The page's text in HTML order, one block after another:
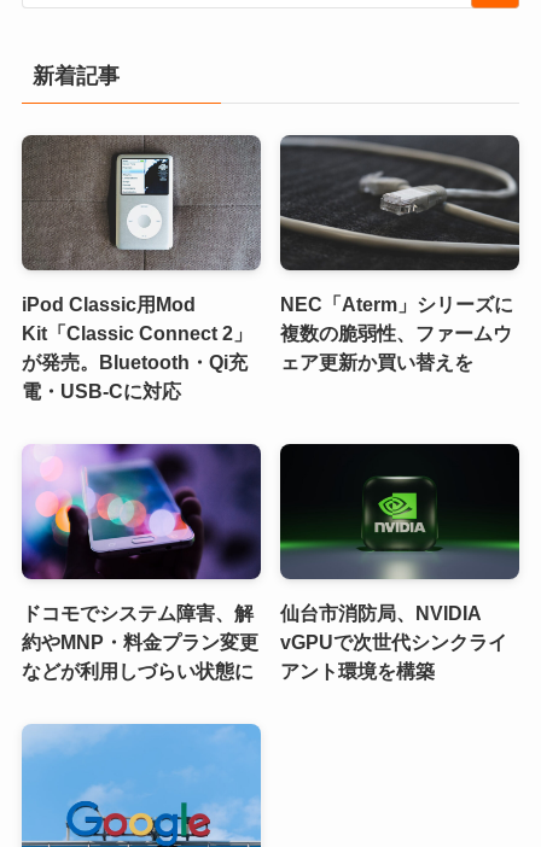
新着記事
iPod Classic用Mod
Kit「Classic Connect 2」
が発売。Bluetooth・Qi充
電・USB-Cに対応
NEC「Aterm」シリーズに
複数の脆弱性、ファームウ
ェア更新か買い替えを
ドコモでシステム障害、解
約やMNP・料金プラン変更
などが利用しづらい状態に
仙台市消防局、NVIDIA
vGPUで次世代シンクライ
アント環境を構築